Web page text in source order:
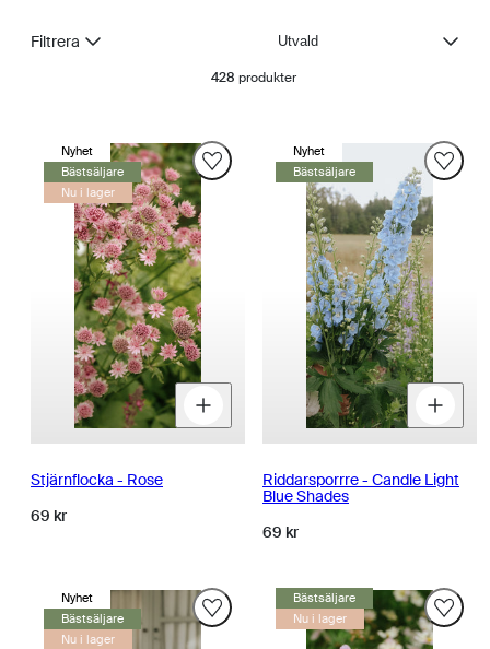
Filtrera Sortera
428 produkter
Nyhet
Bästsäljare
Nu i lager
Öka
kvantitet
Stjärnflocka - Rose
Normalpris
69 kr
Nyhet
Bästsäljare
Riddarsporrre - Candle Light
Blue Shades
Normalpris
69 kr
Nyhet
Bästsäljare
Nu i lager
Bästsäljare
Nu i lager